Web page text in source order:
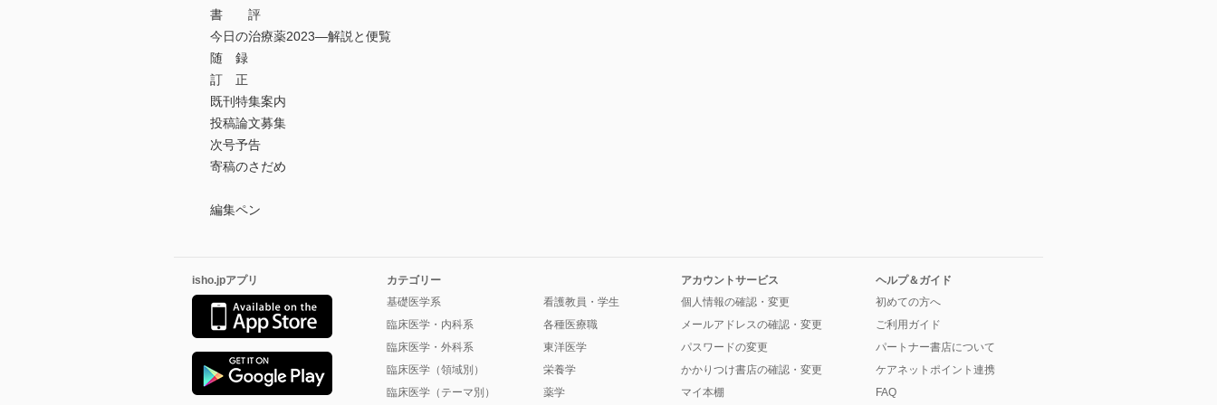
書 評
今日の治療薬2023―解説と便覧
随 録
訂 正
既刊特集案内
投稿論文募集
次号予告
寄稿のさだめ
編集ペン
isho.jpアプリ
カテゴリー
基礎医学系
臨床医学・内科系
臨床医学・外科系
臨床医学（領域別）
臨床医学（テーマ別）
看護教員・学生
各種医療職
東洋医学
栄養学
薬学
アカウントサービス
個人情報の確認・変更
メールアドレスの確認・変更
パスワードの変更
かかりつけ書店の確認・変更
マイ本棚
ヘルプ＆ガイド
初めての方へ
ご利用ガイド
パートナー書店について
ケアネットポイント連携
FAQ